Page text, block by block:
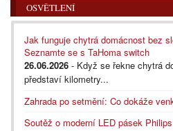
OSVĚTLENÍ
Jak funguje chytrá domácnost bez
Seznamte se s TaHoma switch
26.06.2026 - Když se řekne chytrá
představí kilometry...
Zahrada po setmění: Co dokáže
Soutěž o moderní LED pásek